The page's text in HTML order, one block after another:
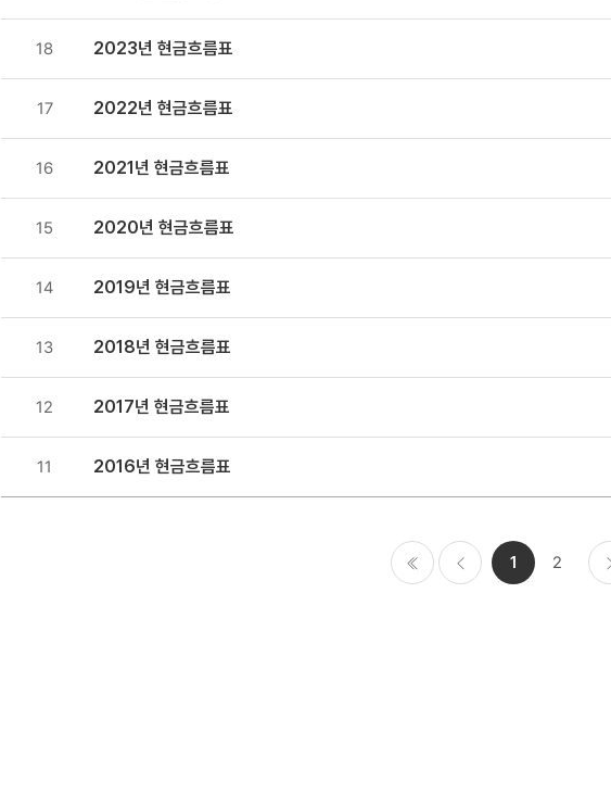
현금흐름표
-
등록일
조회수
18 2023년 현금흐름표
17 2022년 현금흐름표
16 2021년 현금흐름표
15 2020년 현금흐름표
14 2019년 현금흐름표
13 2018년 현금흐름표
12 2017년 현금흐름표
11 2016년 현금흐름표
1 2